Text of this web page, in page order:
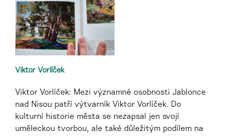
Viktor Vorlíček
Viktor Vorlíček: Mezi významné osobnosti Jablonce
nad Nisou patří výtvarník Viktor Vorlíček. Do
kulturní historie města se nezapsal jen svojí
uměleckou tvorbou, ale také důležitým podílem na